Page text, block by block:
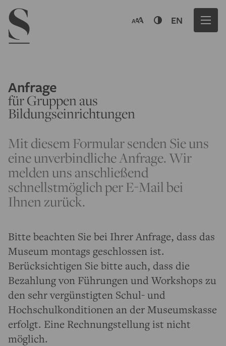
Navigation menu
EN
Anfrage
für Gruppen aus
Bildungseinrichtungen
Mit diesem Formular senden Sie uns
eine unverbindliche Anfrage. Wir
melden uns anschließend
schnellstmöglich per E-Mail bei
Ihnen zurück.
Bitte beachten Sie bei Ihrer Anfrage, dass das
Museum montags geschlossen ist.
Berücksichtigen Sie bitte auch, dass die
Bezahlung von Führungen und Workshops zu
den sehr vergünstigten Schul- und
Hochschulkonditionen an der Museumskasse
erfolgt. Eine Rechnungstellung ist nicht
möglich.